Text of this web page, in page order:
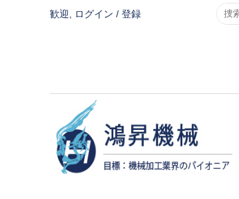
歓迎, ログイン / 登録